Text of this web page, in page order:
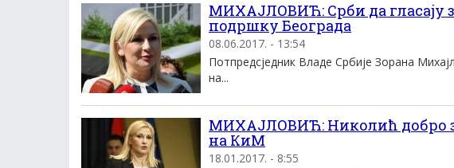
МИХАЈЛОВИЋ: Срби да гласају
подршку Београда
08.06.2017. - 13:54
Потпредсједник Владе Србије Зорана
на...
МИХАЈЛОВИЋ: Николић добро
на КиМ
18.01.2017. - 8:55